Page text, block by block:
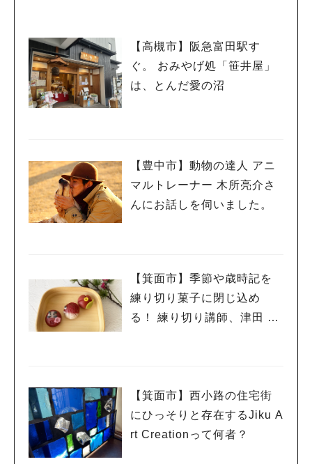
【高槻市】阪急富田駅す
ぐ。 おみやげ処「笹井屋」
は、とんだ愛の沼
【豊中市】動物の達人 アニ
マルトレーナー 木所亮介さ
んにお話しを伺いました。
【箕面市】季節や歳時記を
練り切り菓子に閉じ込め
る！ 練り切り講師、津田 孝
【箕面市】西小路の住宅街
にひっそりと存在するJiku A
rt Creationって何者？